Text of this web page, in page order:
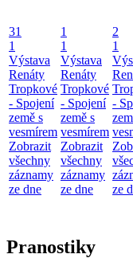
31
1
Výstava
Renáty
Tropkové
- Spojení
země s
vesmírem
Zobrazit
všechny
záznamy
ze dne
1
1
Výstava
Renáty
Tropkové
- Spojení
země s
vesmírem
Zobrazit
všechny
záznamy
ze dne
2
1
-
ze
Pranostiky